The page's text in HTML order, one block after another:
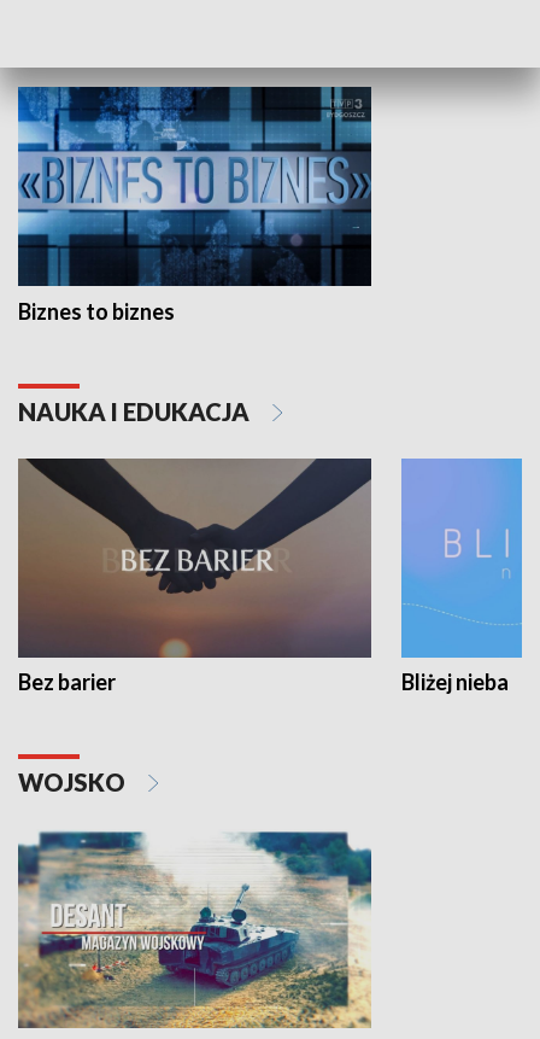
Biznes to biznes
NAUKA I EDUKACJA
Bez barier Bliżej nieba
WOJSKO